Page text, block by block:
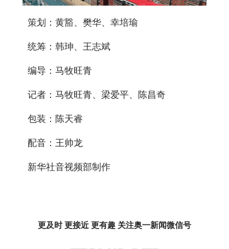
策划：黄豁、樊华、幸培瑜
统筹：韩珅、王志斌
编导：马牧旺青
记者：马牧旺青、梁爱平、陈昌奇
包装：陈天睿
配音：王帅龙
新华社音视频部制作
更及时 更接近 更有趣 关注奥一新闻微信号